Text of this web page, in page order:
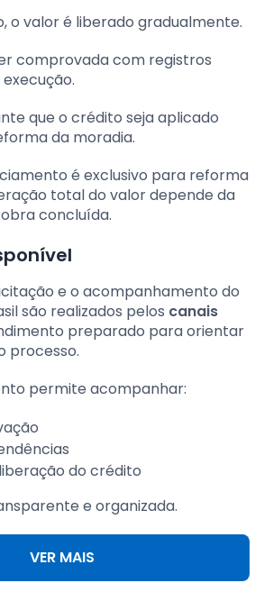
o valor é liberado gradualmente.
comprovada com registros
que o crédito seja aplicado
da moradia.
é exclusivo para reforma
total do valor depende da
concluída.
e o acompanhamento do
são realizados pelos canais
preparado para orientar
processo.
permite acompanhar:
do crédito
e organizada.
VER MAIS